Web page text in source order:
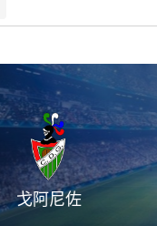
戈阿尼佐